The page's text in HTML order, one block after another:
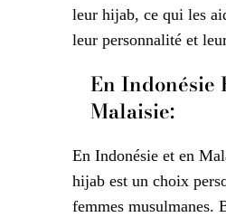
leur hijab, ce qui les
leur personnalité et
En Indonésie
Malaisie:
En Indonésie et en
hijab est un choix
femmes musulmanes.